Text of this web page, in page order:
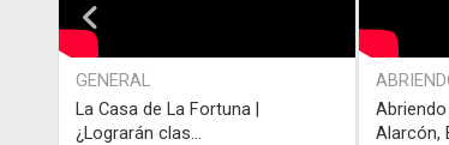
GENERAL
La Casa de La Fortuna |
¿Lograrán clas...
Alarcón,